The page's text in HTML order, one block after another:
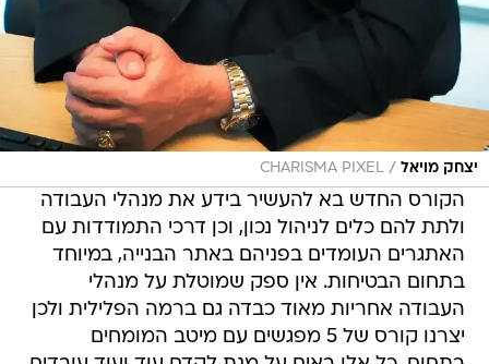
יצחק מויאל /
CHARISMA PIXEL
הקורס החדש בא להעשיר בידע את מנהלי העבודה
ולתת להם כלים לניהול נכון, וכן דרכי התמודדות עם
האתגרים העומדים בפניהם באתר הבנייה, במיוחד
בתחום הבטיחות. אין ספק שמוטלת על מנהלי
העבודה אחריות מאוד כבדה גם ברמה הפלילית ולכן
יצרנו קורס של 5 מפגשים עם מיטב המומחים